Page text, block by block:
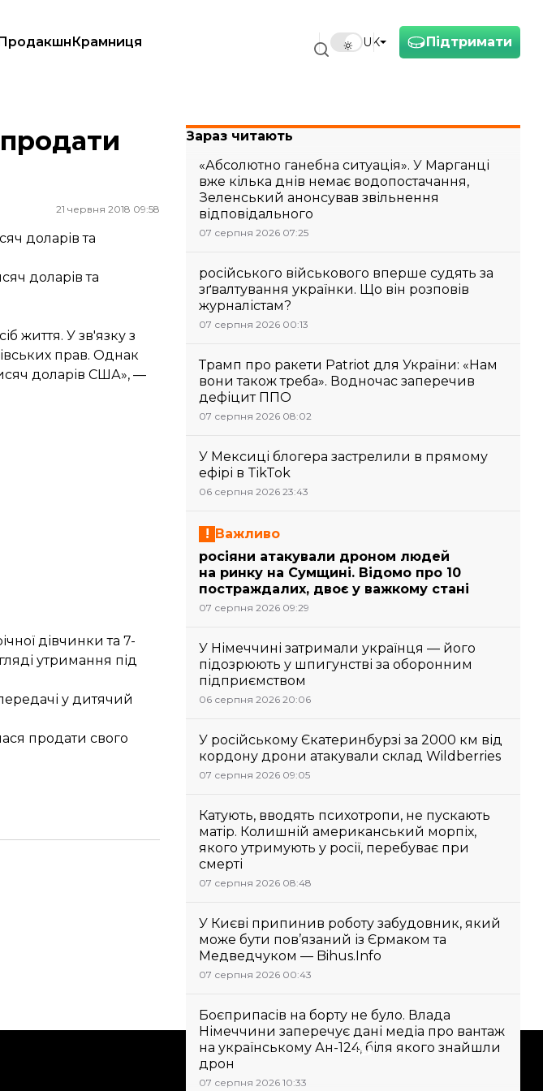
Підтримати
UK
Крамниця
21 червня 2018 09:58
доларів та
доларів та
життя. У зв'язку з
прав. Однак
доларів США», —
дівчинки та 7-
утримання під
у дитячий
продати свого
Зараз читають
«Абсолютно ганебна ситуація». У Марганці
вже кілька днів немає водопостачання,
Зеленський анонсував звільнення
відповідального
07 серпня 2026 07:25
російського військового вперше судять за
зґвалтування українки. Що він розповів
журналістам?
07 серпня 2026 00:13
Трамп про ракети Patriot для України: «Нам
вони також треба». Водночас заперечив
дефіцит ППО
07 серпня 2026 08:02
У Мексиці блогера застрелили в прямому
ефірі в TikTok
06 серпня 2026 23:43
Важливо
росіяни атакували дроном людей
на ринку на Сумщині. Відомо про 10
постраждалих, двоє у важкому стані
07 серпня 2026 09:29
У Німеччині затримали українця — його
підозрюють у шпигунстві за оборонним
підприємством
06 серпня 2026 20:06
У російському Єкатеринбурзі за 2000 км від
кордону дрони атакували склад Wildberries
07 серпня 2026 09:05
Катують, вводять психотропи, не пускають
матір. Колишній американський морпіх,
якого утримують у росії, перебуває при
смерті
07 серпня 2026 08:48
У Києві припинив роботу забудовник, який
може бути пов’язаний із Єрмаком та
Медведчуком — Bihus.Info
07 серпня 2026 00:43
Боєприпасів на борту не було. Влада
Німеччини заперечує дані медіа про вантаж
на українському Ан-124, біля якого знайшли
дрон
07 серпня 2026 10:33
Підтримати